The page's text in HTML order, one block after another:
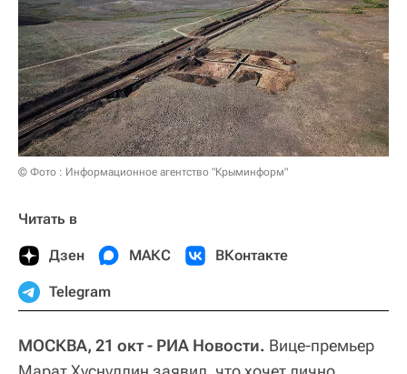
© Фото : Информационное агентство "Крыминформ"
Читать в
Дзен МАКС ВКонтакте
Telegram
МОСКВА, 21 окт - РИА Новости. Вице-премьер